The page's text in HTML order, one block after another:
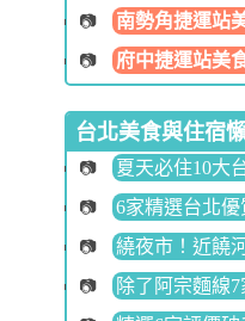
南勢角捷運站
府中捷運站美
台北美食與住宿
夏天必住10大
6家精選台北
繞夜市！近饒
除了阿宗麵線